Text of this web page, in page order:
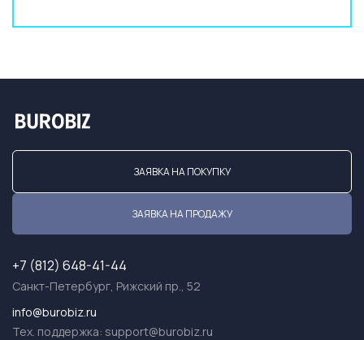
ЗАЯВКА НА ПОКУПКУ
ЗАЯВКА НА ПРОДАЖУ
+7 (812) 648-41-44
Санкт-Петербург, Рижский пр., 52
info@burobiz.ru
Тех. поддержка: support@burobiz.ru